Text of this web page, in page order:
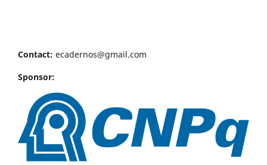
Contact: ecadernos@gmail.com
Sponsor: